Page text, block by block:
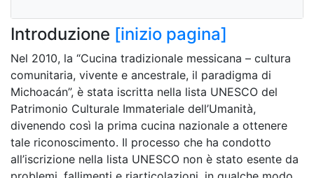
Introduzione [inizio pagina]
Nel 2010, la “Cucina tradizionale messicana – cultura
comunitaria, vivente e ancestrale, il paradigma di
Michoacán”, è stata iscritta nella lista UNESCO del
Patrimonio Culturale Immateriale dell’Umanità,
divenendo così la prima cucina nazionale a ottenere
tale riconoscimento. Il processo che ha condotto
all’iscrizione nella lista UNESCO non è stato esente da